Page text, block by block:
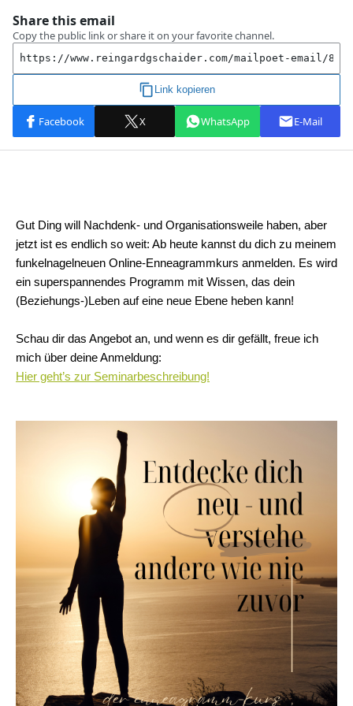
Gut Ding will Nachdenk- und Organisationsweile haben, aber
jetzt ist es endlich so weit: Ab heute kannst du dich zu meinem
funkelnagelneuen Online-Enneagrammkurs anmelden. Es wird
ein superspannendes Programm mit Wissen, das dein
(Beziehungs-)Leben auf eine neue Ebene heben kann!
Schau dir das Angebot an, und wenn es dir gefällt, freue ich
mich über deine Anmeldung:
Hier geht’s zur Seminarbeschreibung!